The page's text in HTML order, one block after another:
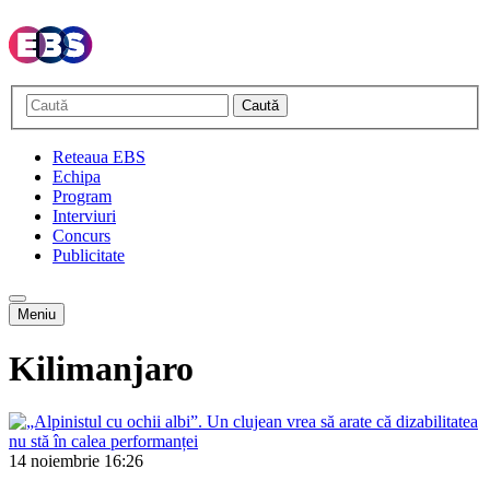
Caută
Reteaua EBS
Echipa
Program
Interviuri
Concurs
Publicitate
Meniu
Kilimanjaro
14 noiembrie 16:26